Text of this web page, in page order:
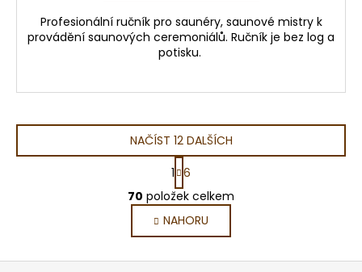
Profesionální ručník pro saunéry, saunové mistry k
provádění saunových ceremoniálů. Ručník je bez log a
potisku.
O
v
l
á
d
NAČÍST 12 DALŠÍCH
S
t
r
á
n
k
o
1 6
70 položek celkem
NAHORU